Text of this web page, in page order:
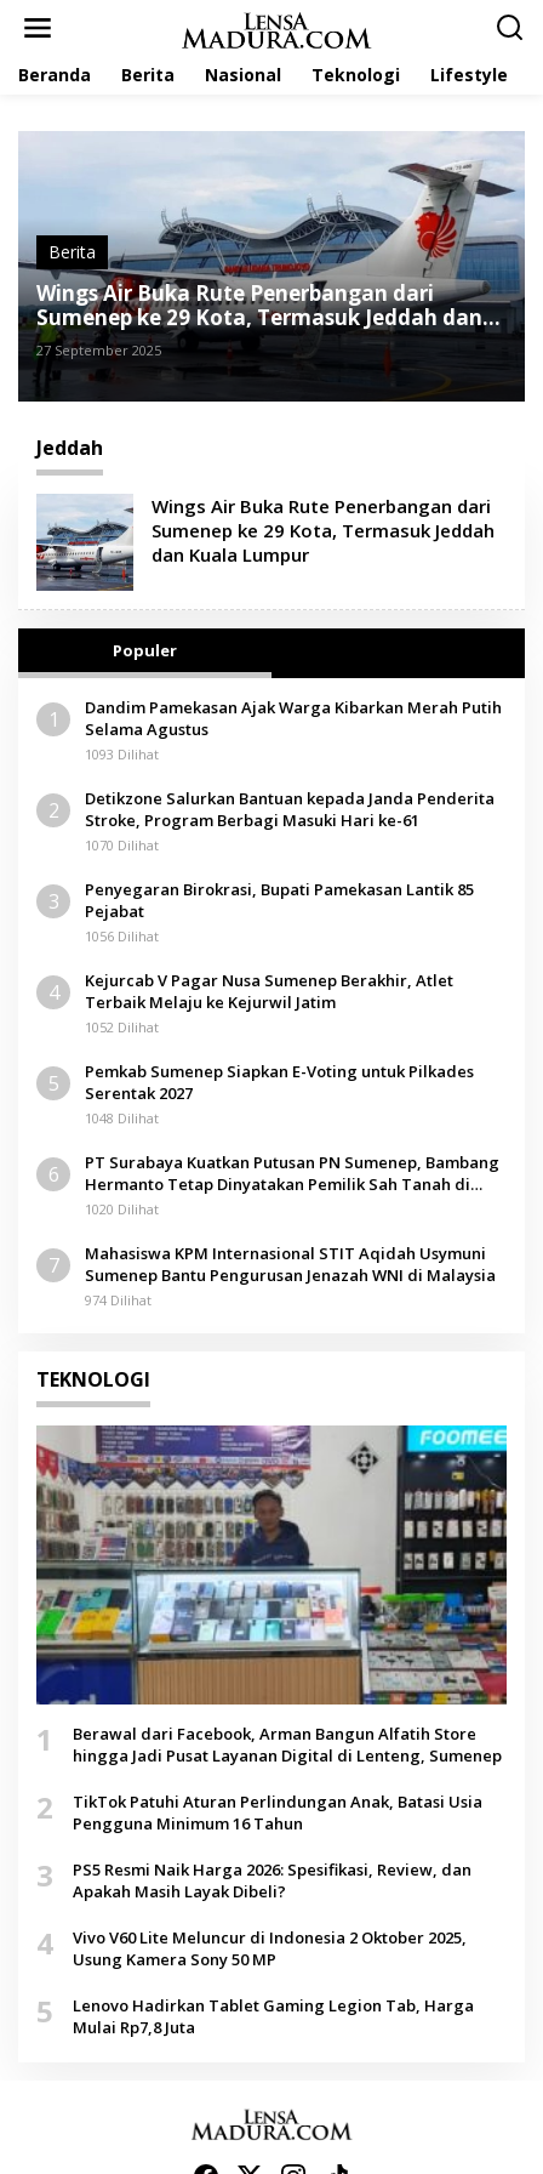
Beranda Berita Nasional Teknologi Lifestyle
Berita
Wings Air Buka Rute Penerbangan dari
Sumenep ke 29 Kota, Termasuk Jeddah dan
Kuala Lumpur
27 September 2025
Jeddah
Wings Air Buka Rute Penerbangan dari
Sumenep ke 29 Kota, Termasuk Jeddah
dan Kuala Lumpur
Populer
1
Dandim Pamekasan Ajak Warga Kibarkan Merah Putih
Selama Agustus
1093 Dilihat
2
Detikzone Salurkan Bantuan kepada Janda Penderita
Stroke, Program Berbagi Masuki Hari ke-61
1070 Dilihat
3
Penyegaran Birokrasi, Bupati Pamekasan Lantik 85
Pejabat
1056 Dilihat
4
Kejurcab V Pagar Nusa Sumenep Berakhir, Atlet
Terbaik Melaju ke Kejurwil Jatim
1052 Dilihat
5
Pemkab Sumenep Siapkan E-Voting untuk Pilkades
Serentak 2027
1048 Dilihat
6
PT Surabaya Kuatkan Putusan PN Sumenep, Bambang
Hermanto Tetap Dinyatakan Pemilik Sah Tanah di
Pamolokan
1020 Dilihat
7
Mahasiswa KPM Internasional STIT Aqidah Usymuni
Sumenep Bantu Pengurusan Jenazah WNI di Malaysia
974 Dilihat
TEKNOLOGI
1
Berawal dari Facebook, Arman Bangun Alfatih Store
hingga Jadi Pusat Layanan Digital di Lenteng, Sumenep
2
TikTok Patuhi Aturan Perlindungan Anak, Batasi Usia
Pengguna Minimum 16 Tahun
3
PS5 Resmi Naik Harga 2026: Spesifikasi, Review, dan
Apakah Masih Layak Dibeli?
4
Vivo V60 Lite Meluncur di Indonesia 2 Oktober 2025,
Usung Kamera Sony 50 MP
5
Lenovo Hadirkan Tablet Gaming Legion Tab, Harga
Mulai Rp7,8 Juta